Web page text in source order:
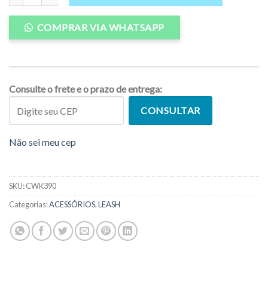
COMPRAR VIA WHATSAPP
Consulte o frete e o prazo de entrega:
CONSULTAR
Não sei meu cep
SKU:CWK390
Categorias:ACESSÓRIOS,LEASH